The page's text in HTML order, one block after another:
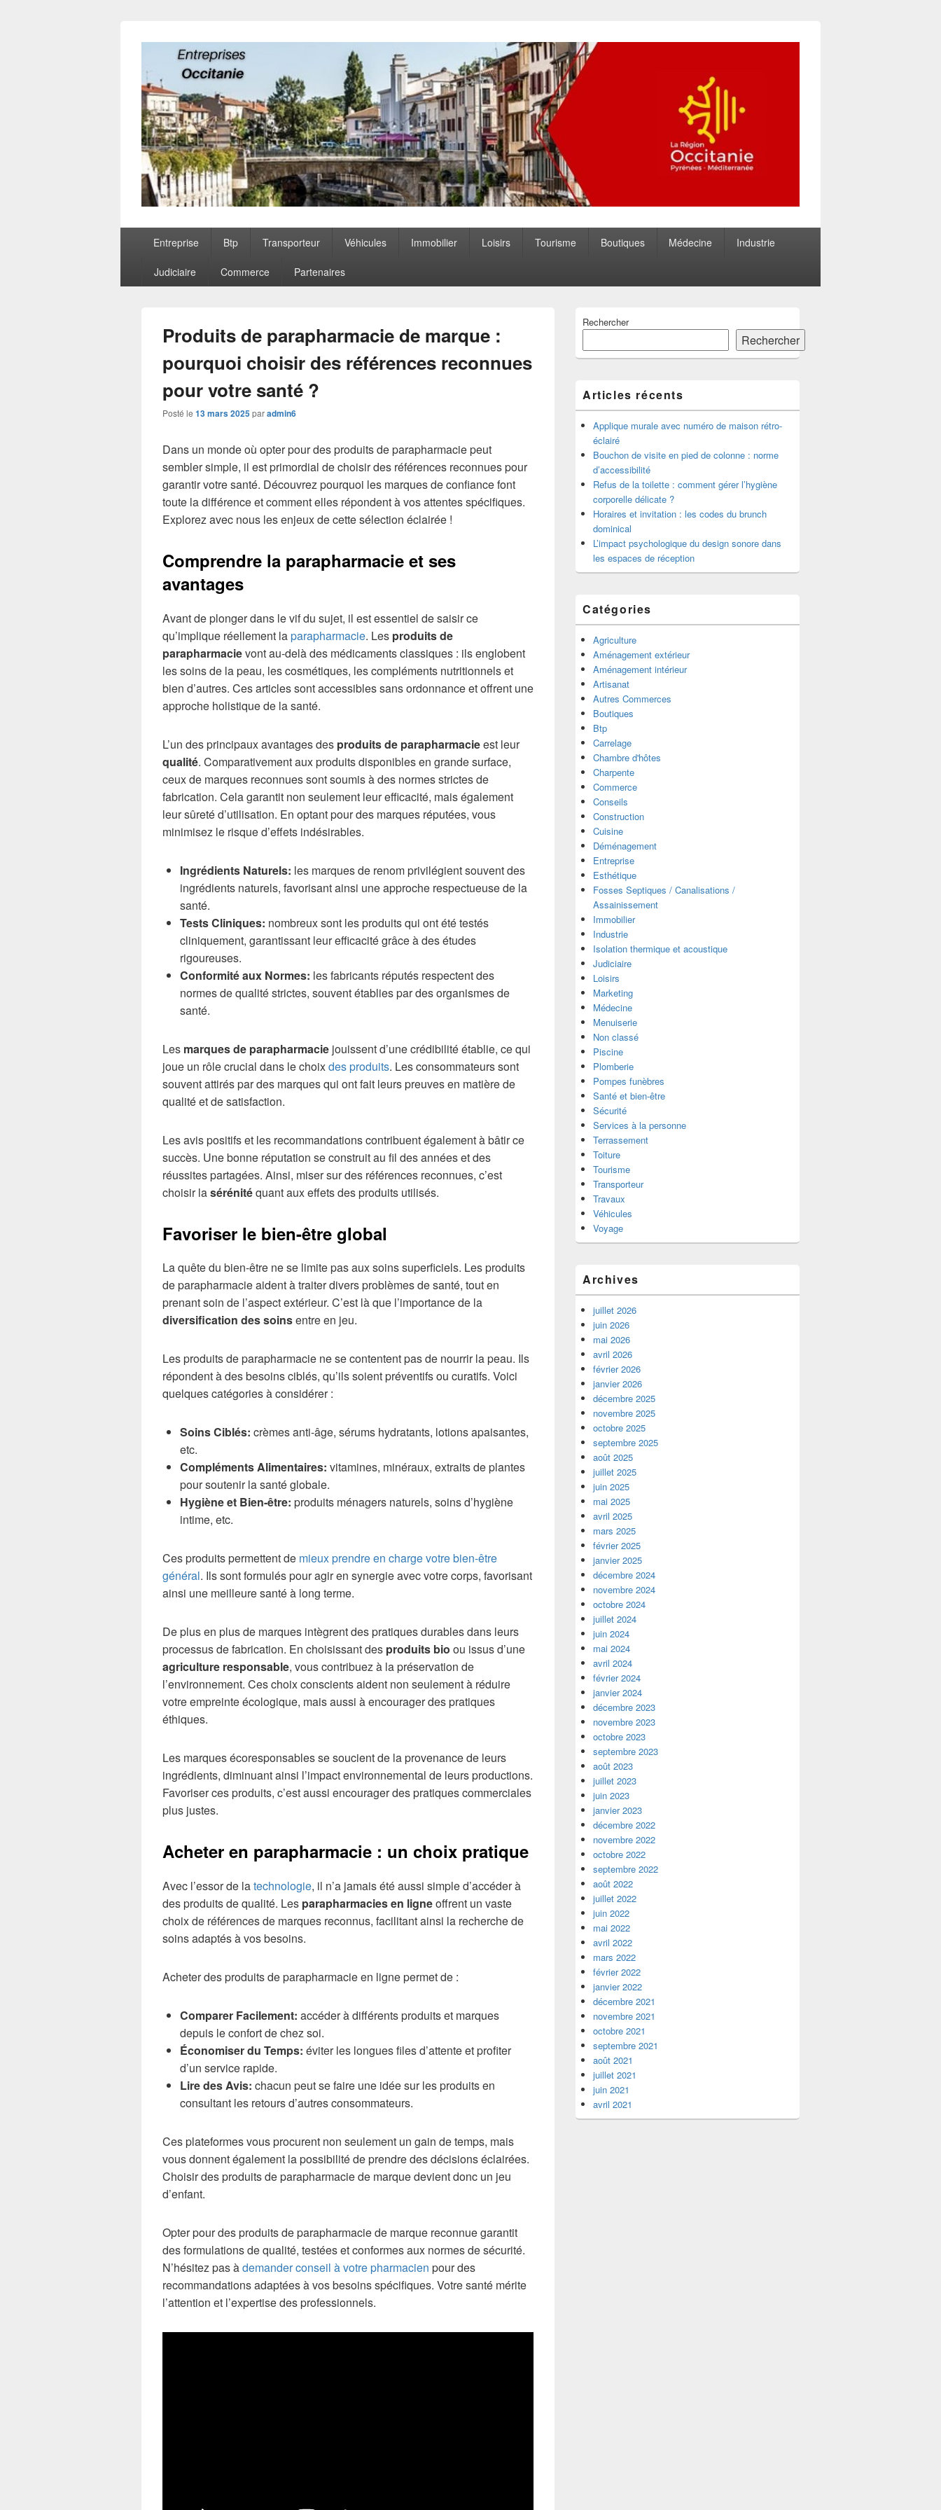
Entreprises Occitanie
principalEntreprise Btp Transporteur Véhicules Immobilier Loisirs Tourisme Boutiques Médecine Industrie
Judiciaire Commerce Partenaires
Produits de parapharmacie de marque :
pourquoi choisir des références reconnues
pour votre santé ?
Posté le 13 mars 2025paradmin6
Dans un monde où opter pour des produits de parapharmacie peut
sembler simple, il est primordial de choisir des références reconnues pour
garantir votre santé. Découvrez pourquoi les marques de confiance font
toute la différence et comment elles répondent à vos attentes spécifiques.
Explorez avec nous les enjeux de cette sélection éclairée !
Comprendre la parapharmacie et ses
avantages
Avant de plonger dans le vif du sujet, il est essentiel de saisir ce
qu’implique réellement laparapharmacie. Les produits de
parapharmacievont au-delà des médicaments classiques : ils englobent
les soins de la peau, les cosmétiques, les compléments nutritionnels et
bien d’autres. Ces articles sont accessibles sans ordonnance et offrent une
approche holistique de la santé.
L’un des principaux avantages des produits de parapharmacieest leur
qualité. Comparativement aux produits disponibles en grande surface,
ceux de marques reconnues sont soumis à des normes strictes de
fabrication. Cela garantit non seulement leur efficacité, mais également
leur sûreté d’utilisation. En optant pour des marques réputées, vous
minimisez le risque d’effets indésirables.
Ingrédients Naturels: les marques de renom privilégient souvent des
ingrédients naturels, favorisant ainsi une approche respectueuse de la
santé.
Tests Cliniques: nombreux sont les produits qui ont été testés
cliniquement, garantissant leur efficacité grâce à des études
rigoureuses.
Conformité aux Normes: les fabricants réputés respectent des
normes de qualité strictes, souvent établies par des organismes de
santé.
Les marques de parapharmacie jouissent d’une crédibilité établie, ce qui
joue un rôle crucial dans le choixdes produits. Les consommateurs sont
souvent attirés par des marques qui ont fait leurs preuves en matière de
qualité et de satisfaction.
Les avis positifs et les recommandations contribuent également à bâtir ce
succès. Une bonne réputation se construit au fil des années et des
réussites partagées. Ainsi, miser sur des références reconnues, c’est
choisir lasérénitéquant aux effets des produits utilisés.
Favoriser le bien-être global
La quête du bien-être ne se limite pas aux soins superficiels. Les produits
de parapharmacie aident à traiter divers problèmes de santé, tout en
prenant soin de l’aspect extérieur. C’est là que l’importance de la
diversification des soinsentre en jeu.
Les produits de parapharmacie ne se contentent pas de nourrir la peau. Ils
répondent à des besoins ciblés, qu’ils soient préventifs ou curatifs. Voici
quelques catégories à considérer :
Soins Ciblés: crèmes anti-âge, sérums hydratants, lotions apaisantes,
etc.
Compléments Alimentaires: vitamines, minéraux, extraits de plantes
pour soutenir la santé globale.
Hygiène et Bien-être: produits ménagers naturels, soins d’hygiène
intime, etc.
Ces produits permettent de mieux prendre en charge votre bien-être
général. Ils sont formulés pour agir en synergie avec votre corps, favorisant
ainsi une meilleure santé à long terme.
De plus en plus de marques intègrent des pratiques durables dans leurs
processus de fabrication. En choisissant des produits bio ou issus d’une
agriculture responsable, vous contribuez à la préservation de
l’environnement. Ces choix conscients aident non seulement à réduire
votre empreinte écologique, mais aussi à encourager des pratiques
éthiques.
Les marques écoresponsables se soucient de la provenance de leurs
ingrédients, diminuant ainsi l’impact environnemental de leurs productions.
Favoriser ces produits, c’est aussi encourager des pratiques commerciales
plus justes.
Acheter en parapharmacie : un choix pratique
Avec l’essor de latechnologie, il n’a jamais été aussi simple d’accéder à
des produits de qualité. Les parapharmacies en ligneoffrent un vaste
choix de références de marques reconnus, facilitant ainsi la recherche de
soins adaptés à vos besoins.
Acheter des produits de parapharmacie en ligne permet de :
Comparer Facilement: accéder à différents produits et marques
depuis le confort de chez soi.
Économiser du Temps: éviter les longues files d’attente et profiter
d’un service rapide.
Lire des Avis: chacun peut se faire une idée sur les produits en
consultant les retours d’autres consommateurs.
Ces plateformes vous procurent non seulement un gain de temps, mais
vous donnent également la possibilité de prendre des décisions éclairées.
Choisir des produits de parapharmacie de marque devient donc un jeu
d’enfant.
Opter pour des produits de parapharmacie de marque reconnue garantit
des formulations de qualité, testées et conformes aux normes de sécurité.
N’hésitez pas àdemander conseil à votre pharmacien pour des
recommandations adaptées à vos besoins spécifiques. Votre santé mérite
l’attention et l’expertise des professionnels.
principale
widget
pour
barre
latérale
Rechercher
Rechercher
Articles récents
Applique murale avec numéro de maison rétro-
éclairé
Bouchon de visite en pied de colonne : norme
d’accessibilité
Refus de la toilette : comment gérer l’hygiène
corporelle délicate ?
Horaires et invitation : les codes du brunch
dominical
L’impact psychologique du design sonore dans
les espaces de réception
Catégories
Agriculture
Aménagement extérieur
Aménagement intérieur
Artisanat
Autres Commerces
Boutiques
Btp
Carrelage
Chambre d'hôtes
Charpente
Commerce
Conseils
Construction
Cuisine
Déménagement
Entreprise
Esthétique
Fosses Septiques / Canalisations /
Assainissement
Immobilier
Industrie
Isolation thermique et acoustique
Judiciaire
Loisirs
Marketing
Médecine
Menuiserie
Non classé
Piscine
Plomberie
Pompes funèbres
Santé et bien-être
Sécurité
Services à la personne
Terrassement
Toiture
Tourisme
Transporteur
Travaux
Véhicules
Voyage
Archives
juillet 2026
juin 2026
mai 2026
avril 2026
février 2026
janvier 2026
décembre 2025
novembre 2025
octobre 2025
septembre 2025
août 2025
juillet 2025
juin 2025
mai 2025
avril 2025
mars 2025
février 2025
janvier 2025
décembre 2024
novembre 2024
octobre 2024
juillet 2024
juin 2024
mai 2024
avril 2024
février 2024
janvier 2024
décembre 2023
novembre 2023
octobre 2023
septembre 2023
août 2023
juillet 2023
juin 2023
janvier 2023
décembre 2022
novembre 2022
octobre 2022
septembre 2022
août 2022
juillet 2022
juin 2022
mai 2022
avril 2022
mars 2022
février 2022
janvier 2022
décembre 2021
novembre 2021
octobre 2021
septembre 2021
août 2021
juillet 2021
juin 2021
avril 2021